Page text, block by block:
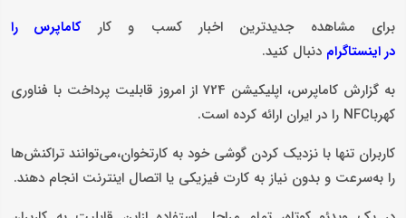
برای مشاهده جدیدترین اخبار کسب و کارکاماپرس را
در اینستاگرام دنبال کنید.
به گزارش کاماپرس، اپلیکیشن 724 از امروز قابلیت پرداخت با فناوری
کهرباNFC را در ایران ارائه کرده است.
کاربران تنها با نزدیک کردن گوشی خود به کارتخوان،می‌توانند تراکنش‌ها
را به‌سرعت و بدون نیاز به کارت فیزیکی یا اتصال اینترنت انجام دهند.